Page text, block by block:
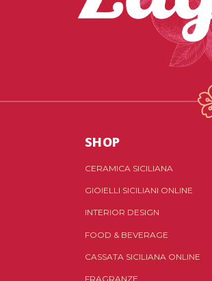
SHOP
CERAMICA SICILIANA
GIOIELLI SICILIANI ONLINE
INTERIOR DESIGN
FOOD & BEVERAGE
CASSATA SICILIANA ONLINE
FRAGRANZE